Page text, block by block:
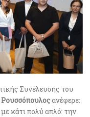
Συνέλευσης του
ανέφερε:
κάτι πολύ απλό: την